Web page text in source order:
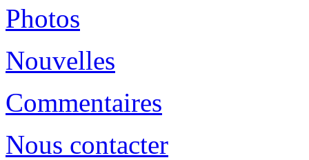
Photos
Nouvelles
Commentaires
Nous contacter